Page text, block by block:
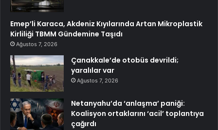
Emep’li Karaca, Akdeniz Kıyılarında Artan Mikroplastik
Kirliliği TBMM Gündemine Taşıdı
Ağustos 7, 2026
Çanakkale’de otobüs devrildi;
yaralılar var
Ağustos 7, 2026
Netanyahu’da ‘anlaşma’ paniği:
Koalisyon ortaklarını ‘acil’ toplantıya
çağırdı